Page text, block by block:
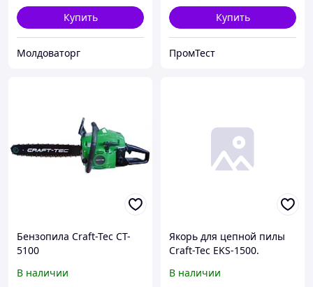
Купить
Молдоваторг
Купить
ПромТест
Бензопила Craft-Tec CT-
5100
В наличии
Якорь для цепной пилы
Craft-Tec EKS-1500.
В наличии